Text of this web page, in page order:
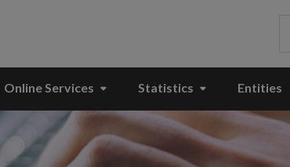
Online Services Statistics Entities